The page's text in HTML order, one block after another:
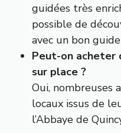
guidées très
possible de
avec un bon
Peut-on acheter
sur place ?
Oui, nombreuses
locaux issus de
l’Abbaye de